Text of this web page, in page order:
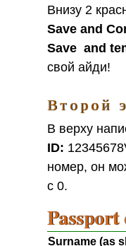
Внизу 2
Save and
Save and
свой айди!
Второй
В верху
ID:
номер, он
с 0.
Surname (as